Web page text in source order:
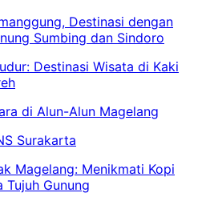
Destinasi dengan
Sumbing dan Sindoro
Destinasi Wisata di Kaki
di Alun-Alun Magelang
Surakarta
Magelang: Menikmati Kopi
Tujuh Gunung